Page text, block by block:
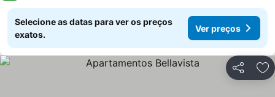
Selecione as datas para ver os preços
exatos.
Ver preços
Partilhar